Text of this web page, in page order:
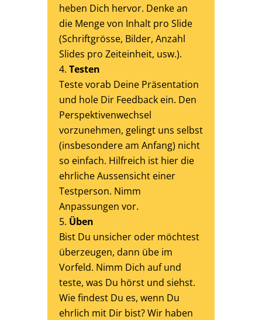
heben Dich hervor. Denke an
die Menge von Inhalt pro Slide
(Schriftgrösse, Bilder, Anzahl
Slides pro Zeiteinheit, usw.).
Testen
Teste vorab Deine Präsentation
und hole Dir Feedback ein. Den
Perspektivenwechsel
vorzunehmen, gelingt uns selbst
(insbesondere am Anfang) nicht
so einfach. Hilfreich ist hier die
ehrliche Aussensicht einer
Testperson. Nimm
Anpassungen vor.
Üben
Bist Du unsicher oder möchtest
überzeugen, dann übe im
Vorfeld. Nimm Dich auf und
teste, was Du hörst und siehst.
Wie findest Du es, wenn Du
ehrlich mit Dir bist? Wir haben